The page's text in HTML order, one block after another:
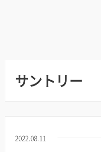
サントリー
2022.08.11